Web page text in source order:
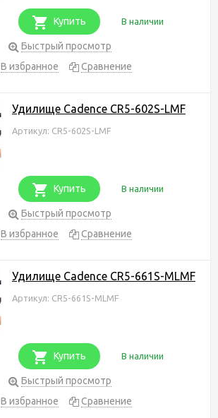
Купить В наличии
Быстрый просмотр
В избранное
Сравнение
Удилище Cadence CR5-602S-LMF
Артикул: CR5-602S-LMF
Купить В наличии
Быстрый просмотр
В избранное
Сравнение
Удилище Cadence CR5-661S-MLMF
Артикул: CR5-661S-MLMF
Купить В наличии
Быстрый просмотр
В избранное
Сравнение